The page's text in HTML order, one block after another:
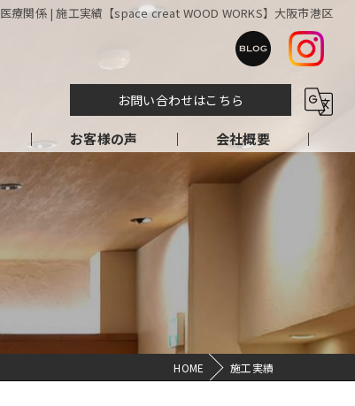
医療関係 | 施工実績【space creat WOOD WORKS】大阪市港区
お問い合わせはこちら
お客様の声 会社概要
HOME 施工実績